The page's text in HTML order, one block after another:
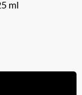
ml